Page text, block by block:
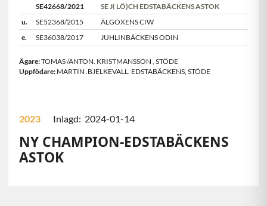
SE42668/2021
SE J( LÖ)CH EDSTABÄCKENS ASTOK
u.
SE52368/2015
ÄLGOXENS CIW
e.
SE36038/2017 JUHLINBÄCKENS ODIN
Ägare:TOMAS /ANTON. KRISTMANSSON , STÖDE
Uppfödare: MARTIN .BJELKEVALL. EDSTABÄCKENS, STÖDE
2023 Inlagd: 2024-01-14
NY CHAMPION-EDSTABÄCKENS
ASTOK